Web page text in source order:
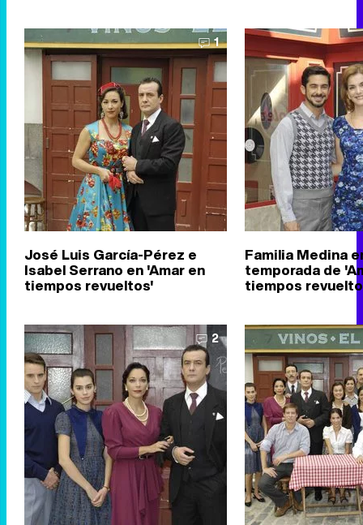
1
José Luis García-Pérez e
Isabel Serrano en 'Amar en
tiempos revueltos'
Familia Medina
temporada de
tiempos
2